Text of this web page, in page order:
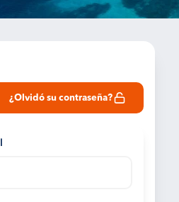
¿Olvidó su contraseña?